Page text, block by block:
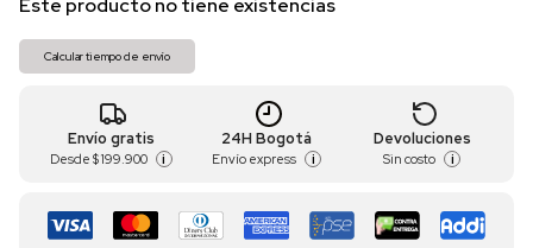
Calcular tiempo de envío
Envío gratis
Desde $ 199.900 i
24H Bogotá
Envío express i
Devoluciones
Sin costo i